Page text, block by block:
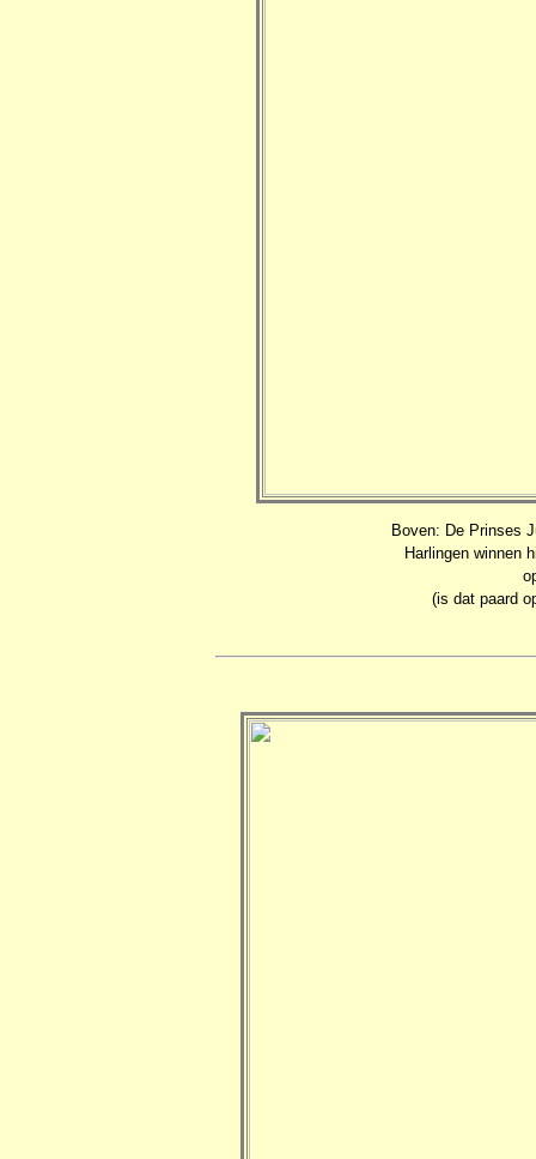
Boven: De Prinses
Harlingen winnen
(is dat paard